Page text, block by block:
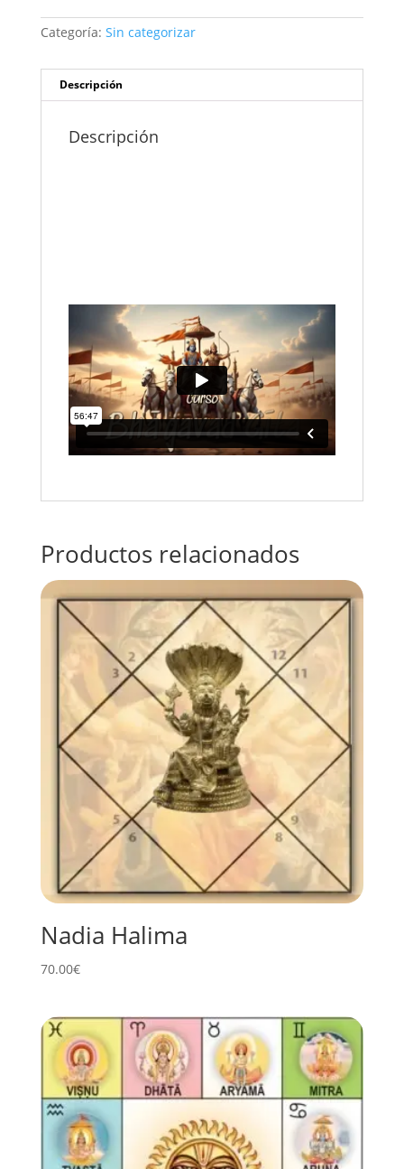
Categoría: Sin categorizar
Descripción
Descripción
Productos relacionados
Nadia Halima
70.00€